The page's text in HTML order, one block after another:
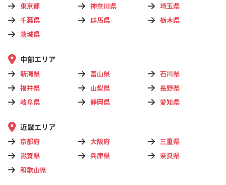
東京都 神奈川県
埼玉県
千葉県
群馬県
栃木県
茨城県
中部エリア
新潟県 富山県
石川県
福井県
山梨県
長野県
岐阜県
静岡県 愛知県
近畿エリア
京都府 大阪府
三重県
滋賀県
兵庫県
奈良県
和歌山県